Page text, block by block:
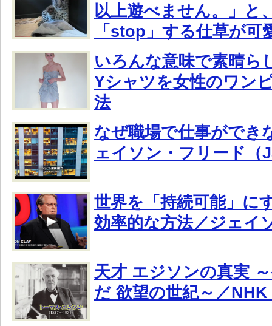
以上遊べません。」と
「stop」する仕草が可
いろんな意味で素晴ら
Yシャツを女性のワン
法
なぜ職場で仕事ができ
ェイソン・フリード
世界を「持続可能」に
効率的な方法／ジェイ
天才 エジソンの真実
だ 欲望の世紀～／